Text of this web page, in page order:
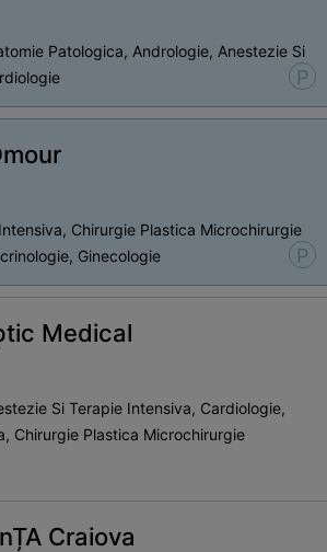
Patologica, Andrologie, Anestezie Si
P
Chirurgie Plastica Microchirurgie
Ginecologie
P
Medical
Si Terapie Intensiva, Cardiologie,
Chirurgie Plastica Microchirurgie
Craiova